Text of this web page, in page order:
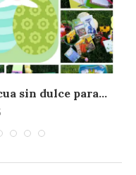
sin dulce para...